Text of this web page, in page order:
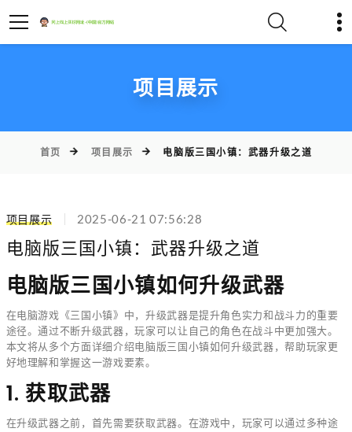
项目展示
首页 项目展示 电脑版三国小镇：武器升级之道
项目展示 2025-06-21 07:56:28
电脑版三国小镇：武器升级之道
电脑版三国小镇如何升级武器
在电脑游戏《三国小镇》中，升级武器是提升角色实力和战斗力的重要
途径。通过不断升级武器，玩家可以让自己的角色在战斗中更加强大。
本文将从多个方面详细介绍电脑版三国小镇如何升级武器，帮助玩家更
好地理解和掌握这一游戏要素。
1. 获取武器
在升级武器之前，首先需要获取武器。在游戏中，玩家可以通过多种途